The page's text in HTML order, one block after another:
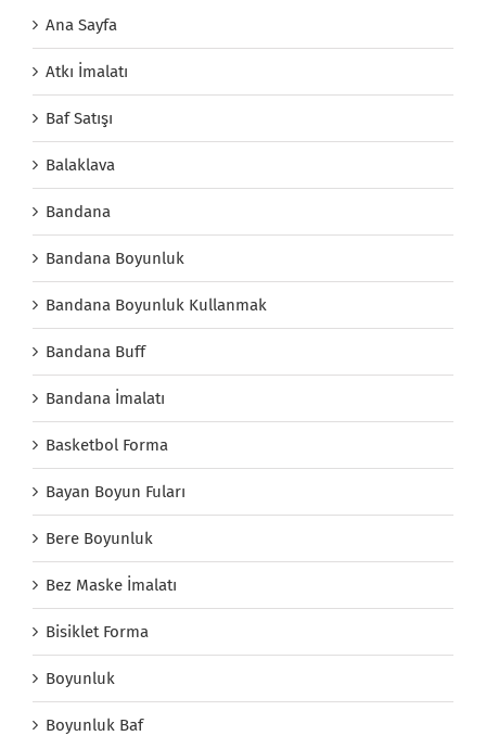
Ana Sayfa
Atkı İmalatı
Baf Satışı
Balaklava
Bandana
Bandana Boyunluk
Bandana Boyunluk Kullanmak
Bandana Buff
Bandana İmalatı
Basketbol Forma
Bayan Boyun Fuları
Bere Boyunluk
Bez Maske İmalatı
Bisiklet Forma
Boyunluk
Boyunluk Baf